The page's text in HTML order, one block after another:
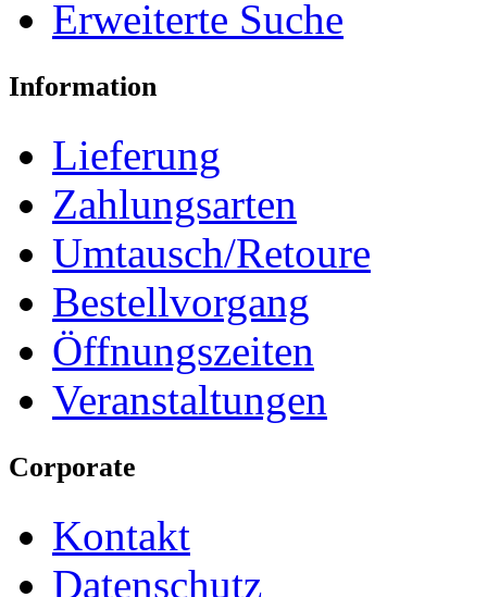
Erweiterte Suche
Information
Lieferung
Zahlungsarten
Umtausch/Retoure
Bestellvorgang
Öffnungszeiten
Veranstaltungen
Corporate
Kontakt
Datenschutz